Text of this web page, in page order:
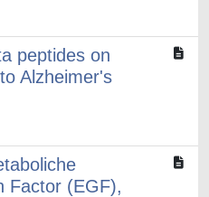
peptides on
Alzheimer's
Factor (EGF),